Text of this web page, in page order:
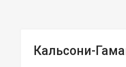
Кальсони-